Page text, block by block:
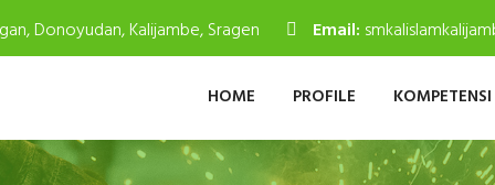
Donoyudan, Kalijambe, Sragen Email:
HOME PROFILE